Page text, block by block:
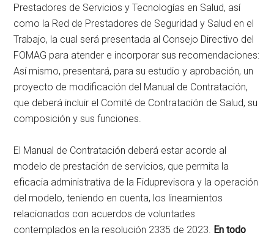
Prestadores de Servicios y Tecnologías en Salud, así
como la Red de Prestadores de Seguridad y Salud en el
Trabajo, la cual será presentada al Consejo Directivo del
FOMAG para atender e incorporar sus recomendaciones:
Así mismo, presentará, para su estudio y aprobación, un
proyecto de modificación del Manual de Contratación,
que deberá incluir el Comité de Contratación de Salud, su
composición y sus funciones.
El Manual de Contratación deberá estar acorde al
modelo de prestación de servicios, que permita la
eficacia administrativa de la Fiduprevisora y la operación
del modelo, teniendo en cuenta, los lineamientos
relacionados con acuerdos de voluntades
contemplados en la resolución 2335 de 2023. En todo